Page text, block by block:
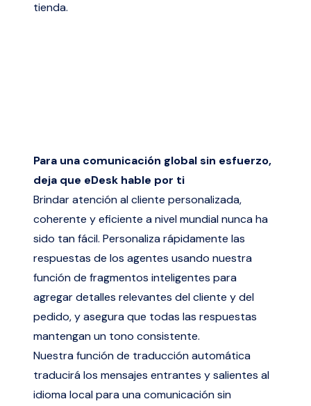
tienda.
Para una comunicación global sin esfuerzo,
deja que eDesk hable por ti
Brindar atención al cliente personalizada,
coherente y eficiente a nivel mundial nunca ha
sido tan fácil. Personaliza rápidamente las
respuestas de los agentes usando nuestra
función de fragmentos inteligentes para
agregar detalles relevantes del cliente y del
pedido, y asegura que todas las respuestas
mantengan un tono consistente.
Nuestra función de traducción automática
traducirá los mensajes entrantes y salientes al
idioma local para una comunicación sin